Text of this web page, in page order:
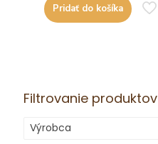
Pridať do košíka
Filtrovanie produktov
Výrobca